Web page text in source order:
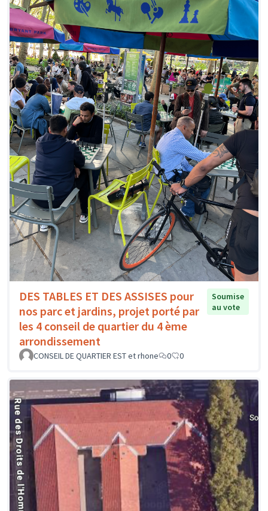
DES TABLES ET DES ASSISES pour
nos parc et jardins, projet porté par
les 4 conseil de quartier du 4 ème
arrondissement
Soumise
au vote
CONSEIL DE QUARTIER EST et rhone 0 0